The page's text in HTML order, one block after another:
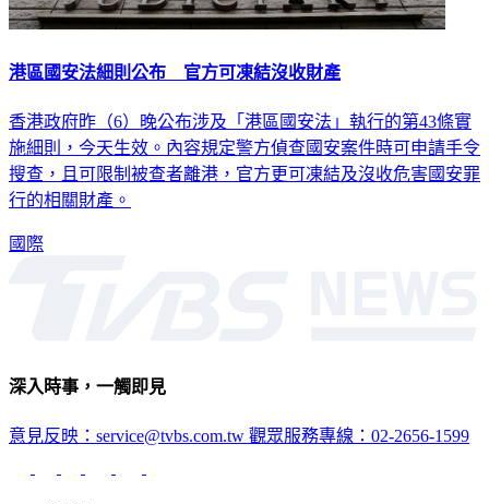
港區國安法細則公布 官方可凍結沒收財產
香港政府昨（6）晚公布涉及「港區國安法」執行的第43條實
施細則，今天生效。內容規定警方偵查國安案件時可申請手令
搜查，且可限制被查者離港，官方更可凍結及沒收危害國安罪
行的相關財產。
國際
深入時事，一觸即見
意見反映：service@tvbs.com.tw 觀眾服務專線：02-2656-1599